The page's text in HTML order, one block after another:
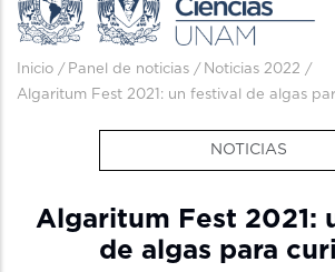
Ruta de navegación
Inicio / Panel de noticias / Noticias 2022 /
Algaritum Fest 2021: un festival de algas
NOTICIAS
Algaritum Fest 2021:
de algas para